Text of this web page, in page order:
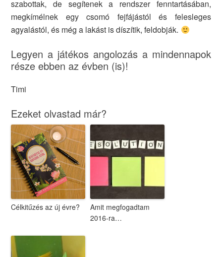
szabottak, de segítenek a rendszer fenntartásában,
megkímélnek egy csomó fejfájástól és felesleges
agyalástól, és még a lakást is díszítik, feldobják.
Legyen a játékos angolozás a mindennapok
része ebben az évben (is)!
Timi
Ezeket olvastad már?
Célkitűzés az új évre?
Amit megfogadtam
2016-ra…